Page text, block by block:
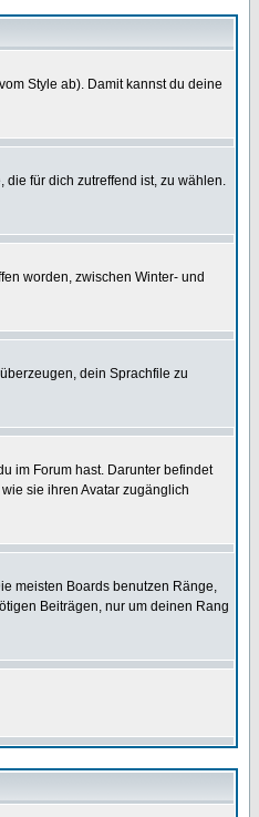
Style ab). Damit kannst du deine
für dich zutreffend ist, zu wählen.
worden, zwischen Winter- und
dein Sprachfile zu
im Forum hast. Darunter befindet
sie ihren Avatar zugänglich
meisten Boards benutzen Ränge,
Beiträgen, nur um deinen Rang